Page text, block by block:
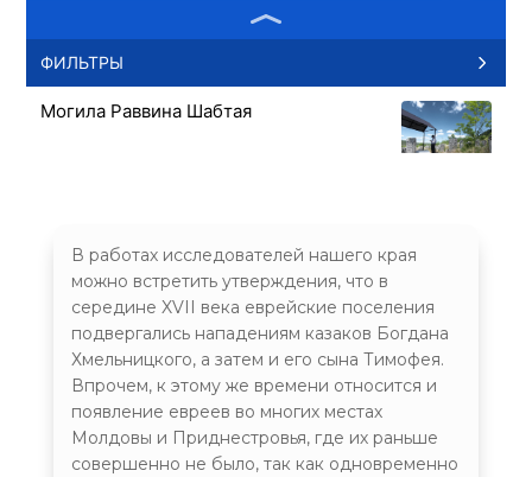
ФИЛЬТРЫ
Могила Раввина Шабтая
Могила Раввина Авраам Иешуа Эшель
Еврейское кладбище (Тирасполь)
В работах исследователей нашего края
можно встретить утверждения, что в
середине XVII века еврейские поселения
подвергались нападениям казаков Богдана
Хмельницкого, а затем и его сына Тимофея.
Впрочем, к этому же времени относится и
появление евреев во многих местах
Молдовы и Приднестровья, где их раньше
совершенно не было, так как одновременно